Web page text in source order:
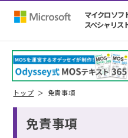
マイクロソフ
スペシャリスト
トップ 免責事項
免責事項